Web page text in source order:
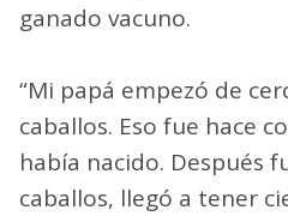
ganado vacuno.
“Mi papá empezó de
caballos. Eso fue hace
había nacido. Después
caballos, llegó a tener